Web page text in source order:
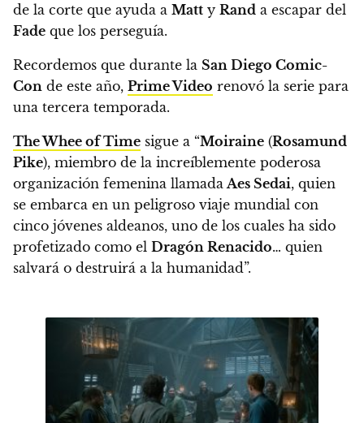
de la corte que ayuda a Matt y Rand a escapar del
Fade que los perseguía.
Recordemos que durante la San Diego Comic-
Con de este año, Prime Video renovó la serie para
una tercera temporada.
The Whee of Time sigue a “Moiraine (Rosamund
Pike), miembro de la increíblemente poderosa
organización femenina llamada Aes Sedai, quien
se embarca en un peligroso viaje mundial con
cinco jóvenes aldeanos, uno de los cuales ha sido
profetizado como el Dragón Renacido… quien
salvará o destruirá a la humanidad”.